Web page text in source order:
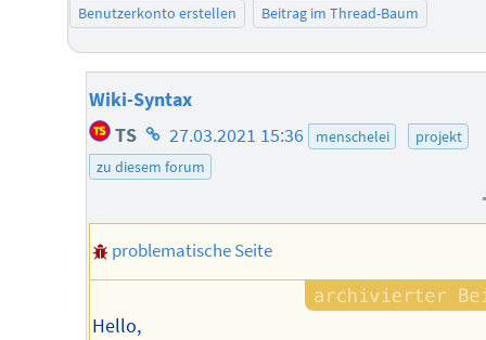
Benutzerkonto erstellen
Beitrag im Thread-Baum
Wiki-Syntax
TS Homepage
des
27.03.2021 15:36 menschelei
projekt
zu diesem forum
problematische Seite
Hello,